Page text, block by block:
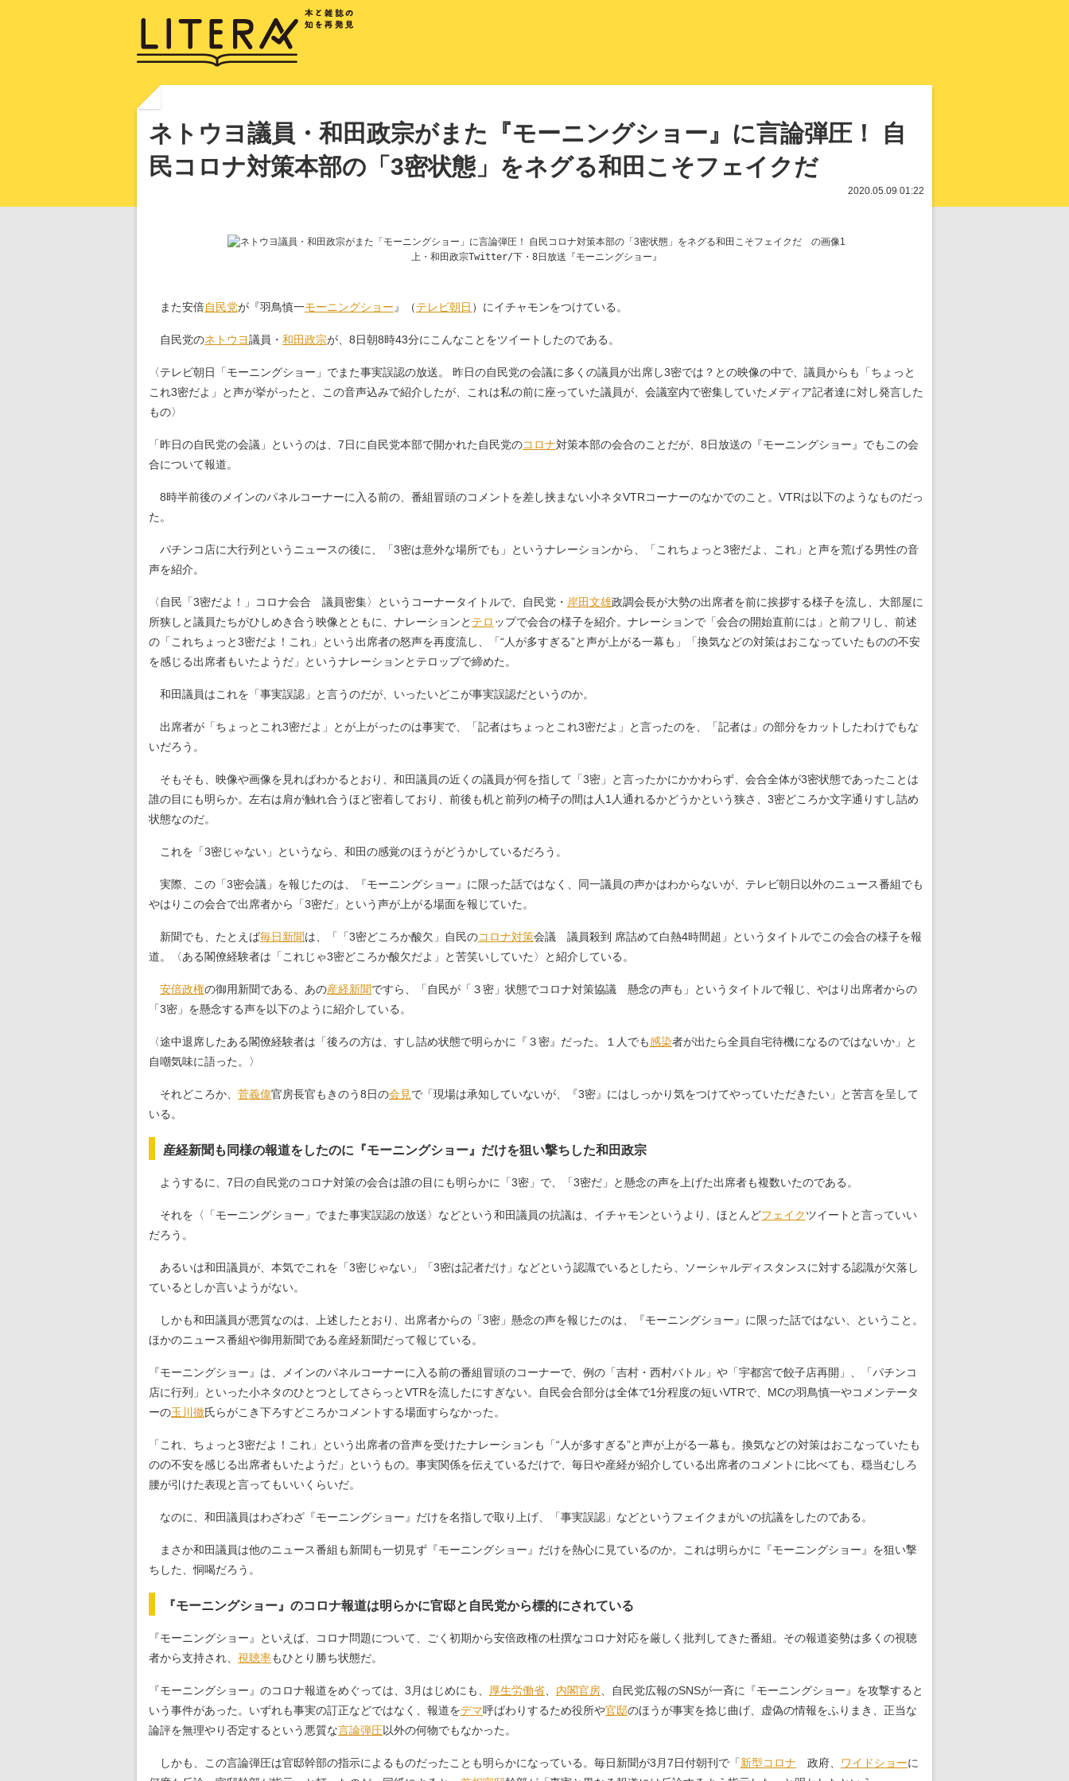
ネトウヨ議員・和田政宗がまた『モーニングショー』に言論弾圧！ 自
民コロナ対策本部の「3密状態」をネグる和田こそフェイクだ
2020.05.09 01:22
上・和田政宗Twitter/下・8日放送『モーニングショー』
また安倍自民党が『羽鳥慎一モーニングショー 』（テレビ朝日 ）にイチャモンをつけている。
自民党のネトウヨ議員・ 和田政宗が、8日朝8時43分にこんなことをツイートしたのである。
〈テレビ朝日「モーニングショー」でまた事実誤認の放送。 昨日の自民党の会議に多くの議員が出席し3密では？との映像の中で、議員からも「ちょっと
これ3密だよ」と声が挙がったと、この音声込みで紹介したが、これは私の前に座っていた議員が、会議室内で密集していたメディア記者達に対し発言した
もの〉
「昨日の自民党の会議」というのは、7日に自民党本部で開かれた自民党のコロナ対策本部の会合のことだが、8日放送の『モーニングショー』でもこの会
合について報道。
8時半前後のメインのパネルコーナーに入る前の、番組冒頭のコメントを差し挟まない小ネタVTRコーナーのなかでのこと。VTRは以下のようなものだっ
た。
パチンコ店に大行列というニュースの後に、「3密は意外な場所でも」というナレーションから、「これちょっと3密だよ、これ」と声を荒げる男性の音
声を紹介。
〈自民「3密だよ！」コロナ会合 議員密集〉というコーナータイトルで、自民党・ 岸田文雄政調会長が大勢の出席者を前に挨拶する様子を流し、大部屋に
所狭しと議員たちがひしめき合う映像とともに、ナレーションと テロ ップで会合の様子を紹介。ナレーションで「会合の開始直前には」と前フリし、前述
の「これちょっと3密だよ！これ」という出席者の怒声を再度流し、「“人が多すぎる”と声が上がる一幕も」「換気などの対策はおこなっていたものの不安
を感じる出席者もいたようだ」というナレーションとテロップで締めた。
和田議員はこれを「事実誤認」と言うのだが、いったいどこが事実誤認だというのか。
出席者が「ちょっとこれ3密だよ」とが上がったのは事実で、「記者はちょっとこれ3密だよ」と言ったのを、「記者は」の部分をカットしたわけでもな
いだろう。
そもそも、映像や画像を見ればわかるとおり、和田議員の近くの議員が何を指して「3密」と言ったかにかかわらず、会合全体が3密状態であったことは
誰の目にも明らか。左右は肩が触れ合うほど密着しており、前後も机と前列の椅子の間は人1人通れるかどうかという狭さ、3密どころか文字通りすし詰め
状態なのだ。
これを「3密じゃない」というなら、和田の感覚のほうがどうかしているだろう。
実際、この「3密会議」を報じたのは、『モーニングショー』に限った話ではなく、同一議員の声かはわからないが、テレビ朝日以外のニュース番組でも
やはりこの会合で出席者から「3密だ」という声が上がる場面を報じていた。
新聞でも、たとえば毎日新聞は、「「3密どころか酸欠」自民のコロナ対策会議 議員殺到 席詰めて白熱4時間超」というタイトルでこの会合の様子を報
道。〈ある閣僚経験者は「これじゃ3密どころか酸欠だよ」と苦笑いしていた〉と紹介している。
安倍政権の御用新聞である、あの産経新聞ですら、「自民が「３密」状態でコロナ対策協議 懸念の声も」というタイトルで報じ、やはり出席者からの
「3密」を懸念する声を以下のように紹介している。
〈途中退席したある閣僚経験者は「後ろの方は、すし詰め状態で明らかに『３密』だった。１人でも感染者が出たら全員自宅待機になるのではないか」と
自嘲気味に語った。〉
それどころか、 菅義偉官房長官もきのう8日の会見で「現場は承知していないが、『3密』にはしっかり気をつけてやっていただきたい」と苦言を呈して
いる。
産経新聞も同様の報道をしたのに『モーニングショー』だけを狙い撃ちした和田政宗
ようするに、7日の自民党のコロナ対策の会合は誰の目にも明らかに「3密」で、「3密だ」と懸念の声を上げた出席者も複数いたのである。
それを〈「モーニングショー」でまた事実誤認の放送〉などという和田議員の抗議は、イチャモンというより、ほとんどフェイクツイートと言っていい
だろう。
あるいは和田議員が、本気でこれを「3密じゃない」「3密は記者だけ」などという認識でいるとしたら、ソーシャルディスタンスに対する認識が欠落し
ているとしか言いようがない。
しかも和田議員が悪質なのは、上述したとおり、出席者からの「3密」懸念の声を報じたのは、『モーニングショー』に限った話ではない、ということ。
ほかのニュース番組や御用新聞である産経新聞だって報じている。
『モーニングショー』は、メインのパネルコーナーに入る前の番組冒頭のコーナーで、例の「吉村・西村バトル」や「宇都宮で餃子店再開」、「パチンコ
店に行列」といった小ネタのひとつとしてさらっとVTRを流したにすぎない。自民会合部分は全体で1分程度の短いVTRで、MCの羽鳥慎一やコメンテータ
ーの玉川徹氏らがこき下ろすどころかコメントする場面すらなかった。
「これ、ちょっと3密だよ！これ」という出席者の音声を受けたナレーションも「“人が多すぎる”と声が上がる一幕も。換気などの対策はおこなっていたも
のの不安を感じる出席者もいたようだ」というもの。事実関係を伝えているだけで、毎日や産経が紹介している出席者のコメントに比べても、穏当むしろ
腰が引けた表現と言ってもいいくらいだ。
なのに、和田議員はわざわざ『モーニングショー』だけを名指しで取り上げ、「事実誤認」などというフェイクまがいの抗議をしたのである。
まさか和田議員は他のニュース番組も新聞も一切見ず『モーニングショー』だけを熱心に見ているのか。これは明らかに『モーニングショー』を狙い撃
ちした、恫喝だろう。
『モーニングショー』のコロナ報道は明らかに官邸と自民党から標的にされている
『モーニングショー』といえば、コロナ問題について、ごく初期から安倍政権の杜撰なコロナ対応を厳しく批判してきた番組。その報道姿勢は多くの視聴
者から支持され、 視聴率もひとり勝ち状態だ。
『モーニングショー』のコロナ報道をめぐっては、3月はじめにも、 厚生労働省 内閣官房 、自民党広報のSNSが一斉に『モーニングショー』を攻撃すると
いう事件があった。いずれも事実の訂正などではなく、報道をデマ呼ばわりするため役所や官邸のほうが事実を捻じ曲げ、虚偽の情報をふりまき、正当な
論評を無理やり否定するという悪質な言論弾圧以外の何物でもなかった。
しかも、この言論弾圧は官邸幹部の指示によるものだったことも明らかになっている。毎日新聞が3月7日付朝刊で「新型コロナ 政府、 ワイドショーに